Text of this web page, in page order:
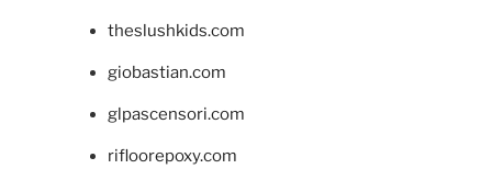
theslushkids.com
giobastian.com
glpascensori.com
rifloorepoxy.com